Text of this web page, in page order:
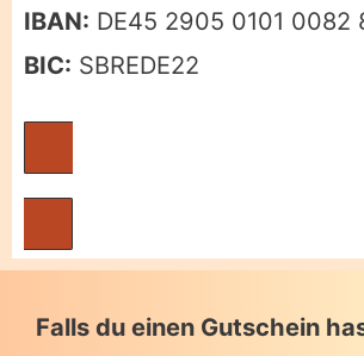
IBAN: DE45 2905 0101 0082
BIC: SBREDE22
Falls du einen Gutschein